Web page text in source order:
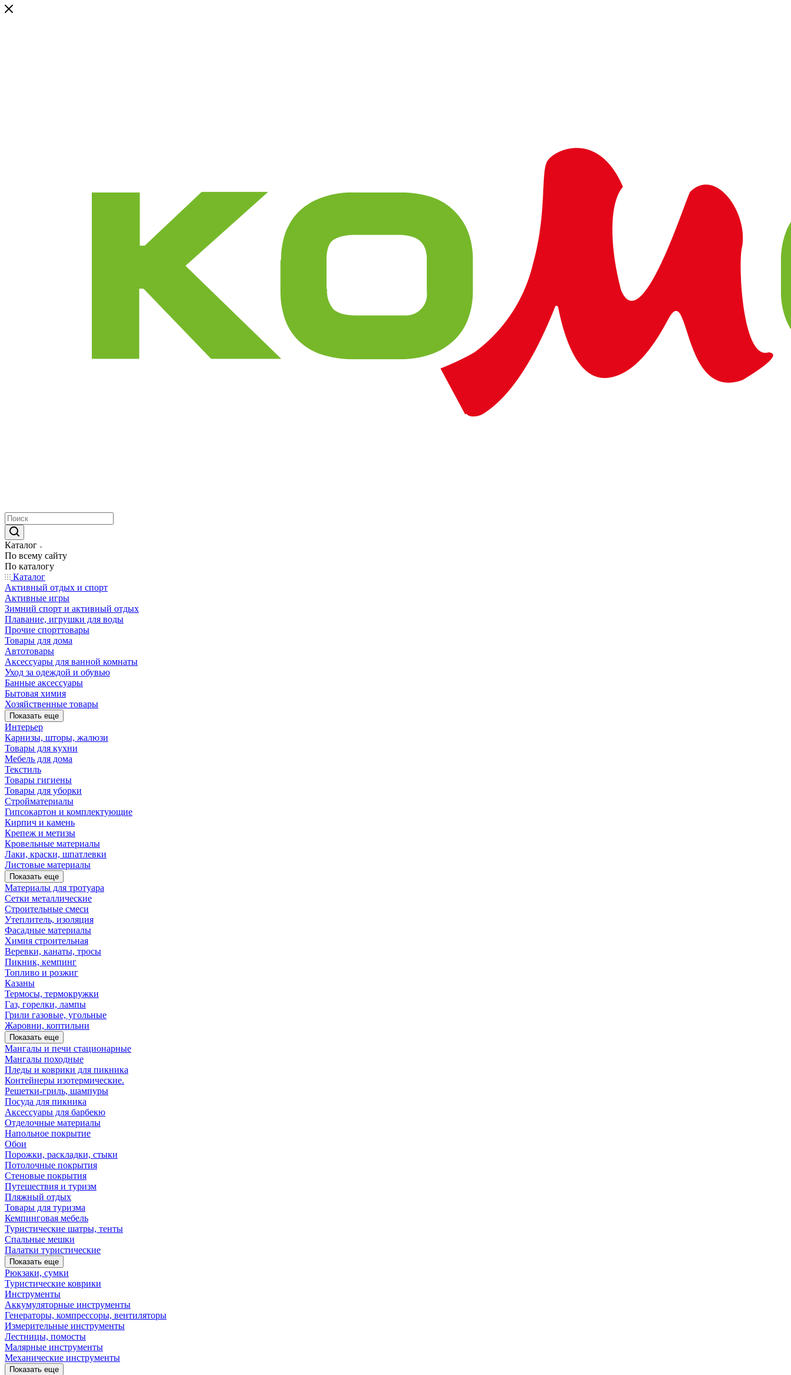
Каталог
По всему сайту
По каталогу
Каталог
Активный отдых и спорт
Активные игры
Зимний спорт и активный отдых
Плавание, игрушки для воды
Прочие спорттовары
Товары для дома
Автотовары
Аксессуары для ванной комнаты
Уход за одеждой и обувью
Банные аксессуары
Бытовая химия
Хозяйственные товары
Показать еще
Интерьер
Карнизы, шторы, жалюзи
Товары для кухни
Мебель для дома
Текстиль
Товары гигиены
Товары для уборки
Стройматериалы
Гипсокартон и комплектующие
Кирпич и камень
Крепеж и метизы
Кровельные материалы
Лаки, краски, шпатлевки
Листовые материалы
Показать еще
Материалы для тротуара
Сетки металлические
Строительные смеси
Утеплитель, изоляция
Фасадные материалы
Химия строительная
Веревки, канаты, тросы
Пикник, кемпинг
Топливо и розжиг
Казаны
Термосы, термокружки
Газ, горелки, лампы
Грили газовые, угольные
Жаровни, коптильни
Показать еще
Мангалы и печи стационарные
Мангалы походные
Пледы и коврики для пикника
Контейнеры изотермические.
Решетки-гриль, шампуры
Посуда для пикника
Аксессуары для барбекю
Отделочные материалы
Напольное покрытие
Обои
Порожки, раскладки, стыки
Потолочные покрытия
Стеновые покрытия
Путешествия и туризм
Пляжный отдых
Товары для туризма
Кемпинговая мебель
Туристические шатры, тенты
Спальные мешки
Палатки туристические
Показать еще
Рюкзаки, сумки
Туристические коврики
Инструменты
Аккумуляторные инструменты
Генераторы, компрессоры, вентиляторы
Измерительные инструменты
Лестницы, помосты
Малярные инструменты
Механические инструменты
Показать еще